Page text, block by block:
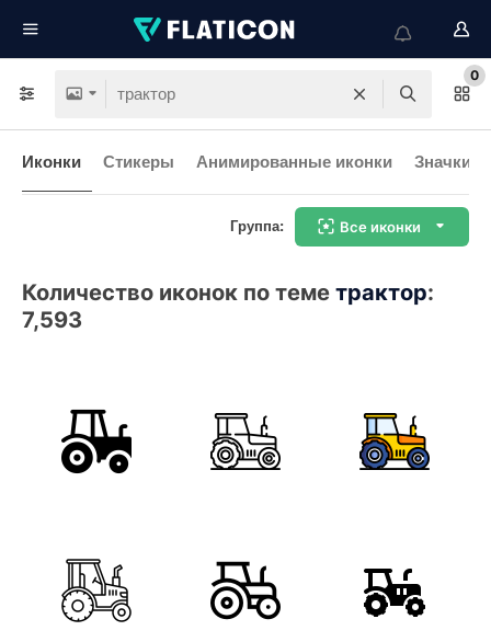
0
Иконки Стикеры Анимированные иконки Значки
Группа: Все иконки
Количество иконок по теме трактор:
7,593